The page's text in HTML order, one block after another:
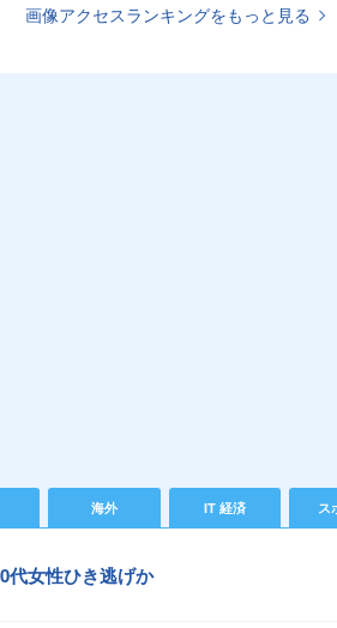
画像アクセスランキングをもっと見る
海外 IT 経済 ス
代女性ひき逃げか